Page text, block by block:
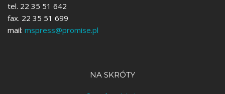
tel. 22 35 51 642
fax. 22 35 51 699
mail: mspress@promise.pl
NA SKRÓTY